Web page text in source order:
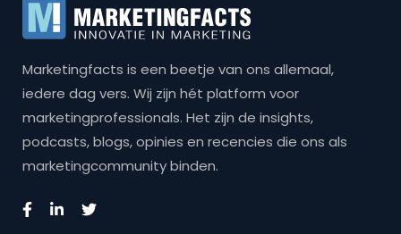
Marketingfacts is een beetje van ons allemaal,
iedere dag vers. Wij zijn hét platform voor
marketingprofessionals. Het zijn de insights,
podcasts, blogs, opinies en recencies die ons als
marketingcommunity binden.